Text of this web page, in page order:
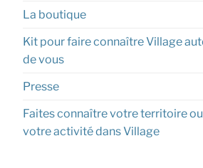
La boutique
Kit pour faire connaître Village
de vous
Presse
Faites connaître votre territoire ou
votre activité dans Village